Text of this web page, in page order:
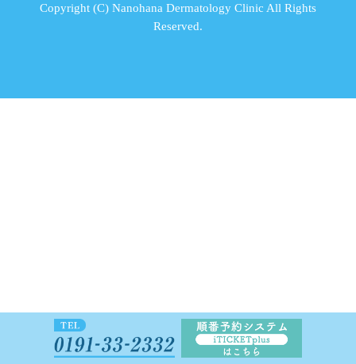
Copyright (C) Nanohana Dermatology Clinic All Rights
Reserved.